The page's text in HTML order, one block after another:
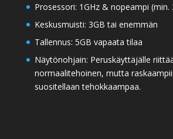
Prosessori: 1GHz & nopeampi (min.
Keskusmuisti: 3GB tai enemmän
Tallennus: 5GB vapaata tilaa
Näytönohjain: Peruskäyttäjälle
normaalitehoinen, mutta
suositellaan tehokkaampaa.